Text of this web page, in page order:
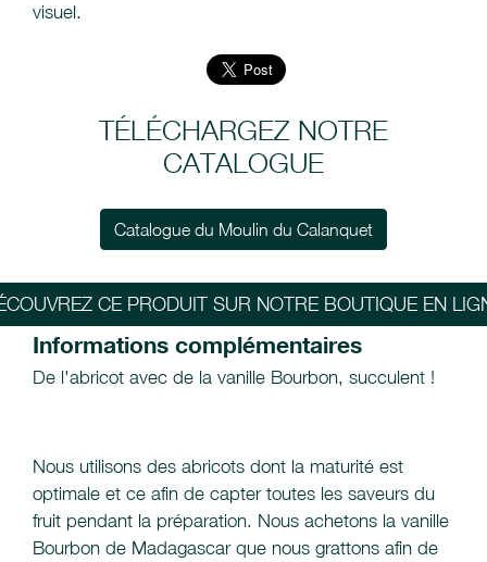
visuel.
TÉLÉCHARGEZ NOTRE
CATALOGUE
Catalogue du Moulin du Calanquet
CE PRODUIT SUR NOTRE BOUTIQUE EN
Informations complémentaires
De l'abricot avec de la vanille Bourbon, succulent !
Nous utilisons des abricots dont la maturité est
optimale et ce afin de capter toutes les saveurs du
fruit pendant la préparation. Nous achetons la vanille
Bourbon de Madagascar que nous grattons afin de